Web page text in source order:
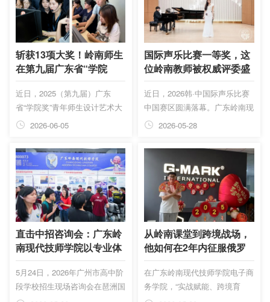
斩获13项大奖！岭南师生
在第九届广东省“学院
奖”青年师生设计艺术大
赛中获佳绩
近日，2025（第九届）广东
省“学院奖”青年师生设计艺术大
赛获奖名单正式公布。广东岭南
凭借扎实的专业功底与出色的创
意表现，在中职学生组别中脱颖
而出，共斩获一等奖1项、二等
奖9项、三等奖3项。
2026-06-05
国际声乐比赛一等奖，这
位岭南教师被权威评委盛
赞“艺术表现力突出”
近日，2026韩·中国际声乐比赛
中国赛区圆满落幕。广东岭南现
代技师学院时尚美业学院音乐专
调青年组与全国顶尖选手同台竞
技，凭借精湛技艺与艺术感染力
荣获一等奖，成功晋级2026年7
月韩国首尔全球总决赛，为学校
再添国际荣誉，充分展现岭南师
资的卓越实力与艺术风采。
2026-05-28
直击中招咨询会：广东岭
南现代技师学院以专业体
验角诠释职教高质量发展
5月24日，2026年广州市高中阶
段学校招生现场咨询会在琶洲国
从岭南课堂到跨境战场，
他如何在2年内征服俄罗
斯千万市场？
在广东岭南现代技师学院电子商
务学院，“实战赋能、跨境育